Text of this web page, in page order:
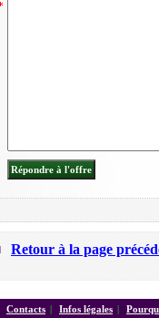
Retour à la page
Contacts | Infos légales |